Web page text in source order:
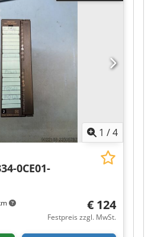
1 /4
0CE01-
€ 124
Festpreis zzgl. MwSt.